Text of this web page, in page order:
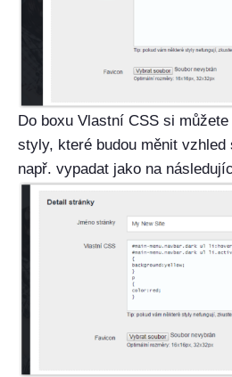
Do boxu Vlastní CSS si
styly, které budou měnit vzhled
např. vypadat jako na